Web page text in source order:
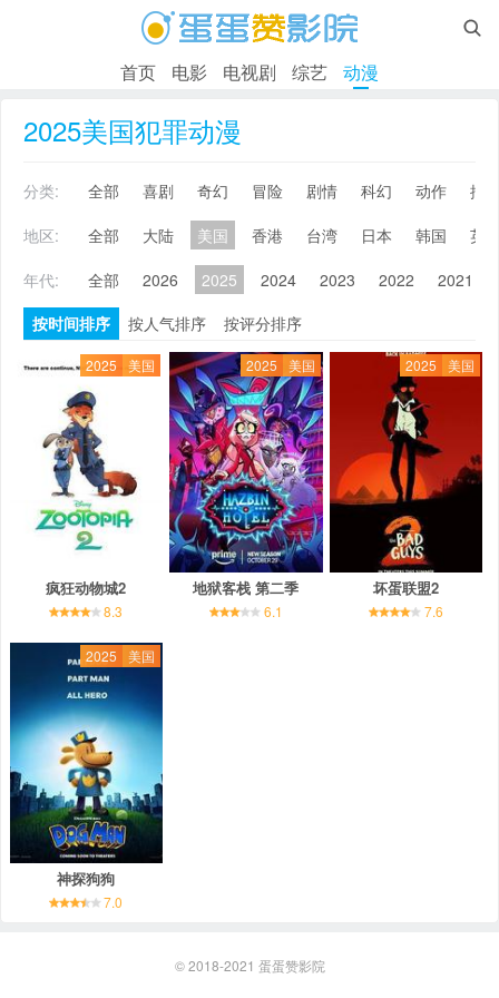

首页 电影 电视剧 综艺 动漫
2025美国犯罪动漫
分类: 全部 喜剧 奇幻 冒险 剧情 科幻 动作
搞
地区:
全部 大陆 美国 香港 台湾 日本 韩国
英
年代:
全部 2026 2025 2024 2023 2022 2021
按时间排序
按人气排序 按评分排序
2025 美国
疯狂动物城2
8.3
2025 美国
地狱客栈 第二季
6.1
2025 美国
坏蛋联盟2
7.6
2025 美国
神探狗狗
7.0
© 2018-2021 蛋蛋赞影院